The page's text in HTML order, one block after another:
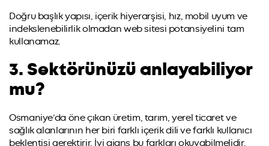
Doğru başlık yapısı, içerik hiyerarşisi, hız, mobil uyum ve
indekslenebilirlik olmadan web sitesi potansiyelini tam
kullanamaz.
3. Sektörünüzü anlayabiliyor
mu?
Osmaniye’da öne çıkan üretim, tarım, yerel ticaret ve
sağlık alanlarının her biri farklı içerik dili ve farklı kullanıcı
beklentisi gerektirir. İyi ajans bu farkları okuyabilmelidir.